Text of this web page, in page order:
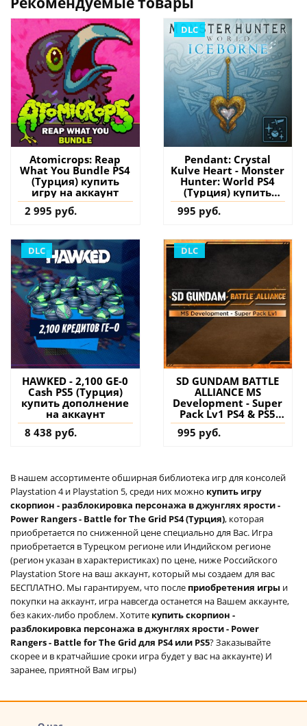
Atomicrops: Reap
What You Bundle PS4
(Турция) купить
игру на аккаунт
2 995 руб.
DLC
Pendant: Crystal
Kulve Heart - Monster
Hunter: World PS4
(Турция) купить
дополнение на
аккаунт
995 руб.
DLC
HAWKED - 2,100 GE-0
Cash PS5 (Турция)
купить дополнение
на аккаунт
8 438 руб.
DLC
SD GUNDAM BATTLE
ALLIANCE MS
Development - Super
Pack Lv1 PS4 & PS5
(Турция) купить
дополнение на
995 руб.
В нашем ассортименте обширная библиотека игр для консолей
Playstation 4 и Playstation 5, среди них можно купить игру
скорпион - разблокировка персонажа в джунглях ярости -
Power Rangers - Battle for The Grid PS4 (Турция), которая
приобретается по сниженной цене специально для Вас. Игра
приобретается в Турецком регионе или Индийском регионе
(регион указан в характеристиках) по цене, ниже Российского
Playstation Store на ваш аккаунт, который мы создаем для вас
БЕСПЛАТНО. Мы гарантируем, что после приобретения игры и
покупки на аккаунт, игра навсегда останется на Вашем аккаунте,
без каких-либо проблем. Хотите купить скорпион -
разблокировка персонажа в джунглях ярости - Power
Rangers - Battle for The Grid для PS4 или PS5? Заказывайте
скорее и в кратчайшие сроки игра будет у вас на аккаунте) И
заранее, приятной Вам игры)